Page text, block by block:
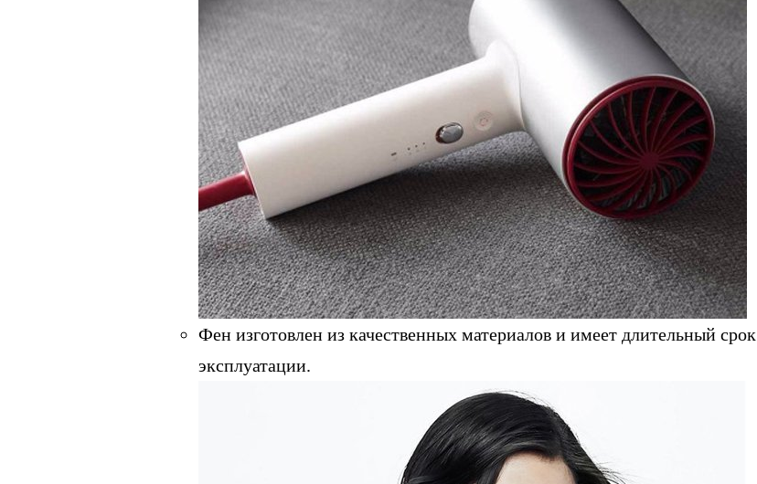
Фен изготовлен из качественных материалов и имеет длительный срок
эксплуатации.